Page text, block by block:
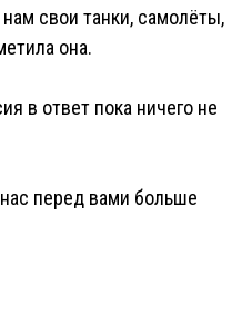
свои танки, самолёты,
она.
в ответ пока ничего не
перед вами больше